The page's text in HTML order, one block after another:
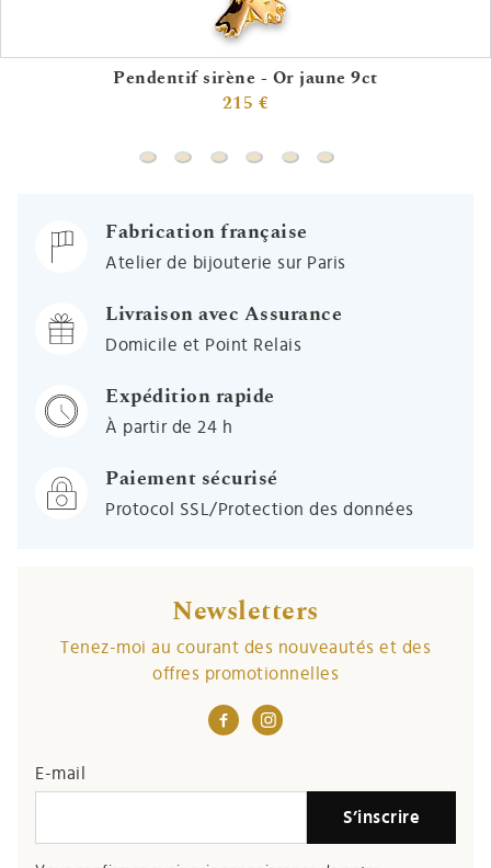
Pendentif sirène - Or jaune 9ct
215 €
Pendentif sirène - Or jaune 9ct
Pendentif ciseaux - Or jaune 18ct
Pendentif ciseau peigne - Or blanc
Pendentif masques - Or jaune
Pendentif cartes - Or
Pendentif cartes - Or
Fabrication française
Atelier de bijouterie sur Paris
Livraison avec Assurance
Domicile et Point Relais
Expédition rapide
À partir de 24 h
Paiement sécurisé
Protocol SSL/Protection des données
Newsletters
Tenez-moi au courant des nouveautés et des
offres promotionnelles
E-mail
S’inscrire